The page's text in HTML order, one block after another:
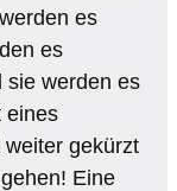
es
es
sie werden es
eines
weiter gekürzt
Eine